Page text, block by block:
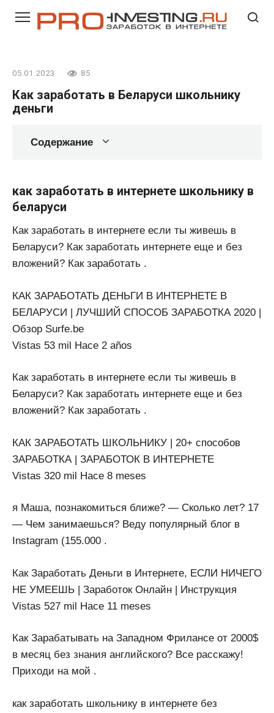
05.01.2023 85
Как заработать в Беларуси школьнику
деньги
Содержание
как заработать в интернете школьнику в
беларуси
Как заработать в интернете если ты живешь в
Беларуси? Как заработать интернете еще и без
вложений? Как заработать .
КАК ЗАРАБОТАТЬ ДЕНЬГИ В ИНТЕРНЕТЕ В
БЕЛАРУСИ | ЛУЧШИЙ СПОСОБ ЗАРАБОТКА 2020 |
Обзор Surfe.be
Vistas 53 mil Hace 2 años
Как заработать в интернете если ты живешь в
Беларуси? Как заработать интернете еще и без
вложений? Как заработать .
КАК ЗАРАБОТАТЬ ШКОЛЬНИКУ | 20+ способов
ЗАРАБОТКА | ЗАРАБОТОК В ИНТЕРНЕТЕ
Vistas 320 mil Hace 8 meses
я Маша, познакомиться ближе? — Сколько лет? 17
— Чем занимаешься? Веду популярный блог в
Instagram (155.000 .
Как Заработать Деньги в Интернете, ЕСЛИ НИЧЕГО
НЕ УМЕЕШЬ | Заработок Онлайн | Инструкция
Vistas 527 mil Hace 11 meses
Как Зарабатывать на Западном Фрилансе от 2000$
в месяц без знания английского? Все расскажу!
Приходи на мой .
как заработать школьнику в интернете без